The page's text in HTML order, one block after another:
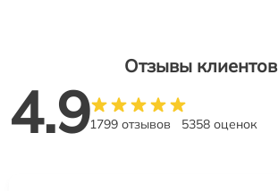
Отзывы клиентов
4.91799 отзывов 5358 оценок